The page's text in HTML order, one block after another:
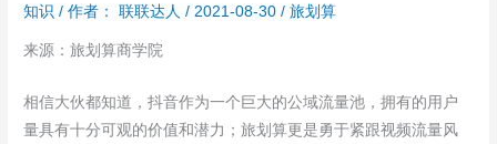
知识 / 作者： 联联达人/ 2021-08-30/旅划算
来源：旅划算商学院
相信大伙都知道，抖音作为一个巨大的公域流量池，拥有的用户
量具有十分可观的价值和潜力；旅划算更是勇于紧跟视频流量风